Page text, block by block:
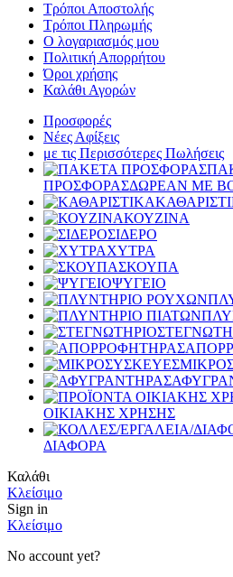
Τρόποι Αποστολής
Τρόποι Πληρωμής
Ο λογαριασμός μου
Πολιτική Απορρήτου
Όροι χρήσης
Καλάθι Αγορών
Προσφορές
Νέες Αφίξεις
με τις Περισσότερες Πωλήσεις
ΠΡΟΣΦΟΡΑΣΔΩΡΕΑΝ ΜΕ
ΚΟΥΖΙΝΑ
ΣΙΔΕΡΟ
ΧΥΤΡΑ
ΣΚΟΥΠΑ
ΨΥΓΕΙΟ
ΟΙΚΙΑΚΗΣ ΧΡΗΣΗΣ
ΔΙΑΦΟΡΑ
Καλάθι
Κλείσιμο
Sign in
Κλείσιμο
No account yet?